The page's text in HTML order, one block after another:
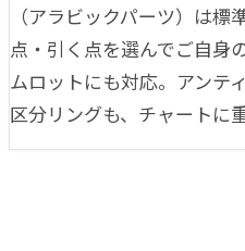
（アラビックパーツ）は
点・引く点を選んでご自身
ムロットにも対応。アンテ
区分リングも、チャートに